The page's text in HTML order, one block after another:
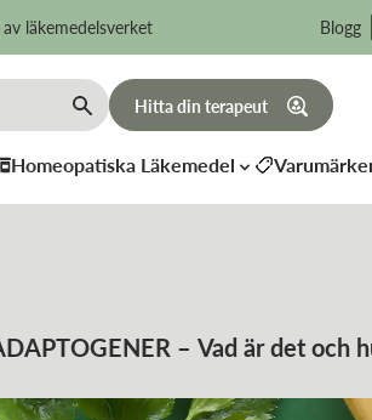
läkemedelsverket Blogg
Hitta din terapeut
Homeopatiska Läkemedel
– Vad är det och